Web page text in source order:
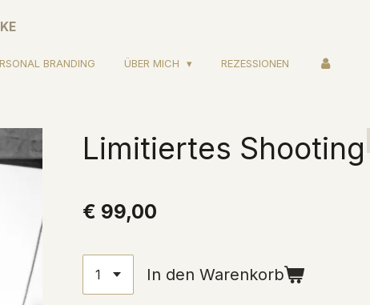
BRANDING ÜBER MICH REZESSIONEN
Limitiertes Shooting
€ 99,00
In den Warenkorb